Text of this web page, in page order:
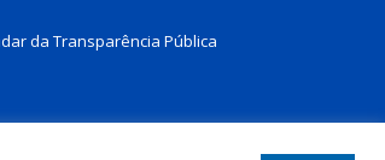
da Transparência Pública